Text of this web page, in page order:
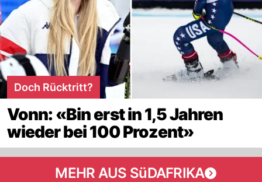
Doch Rücktritt?
Vonn: «Bin erst in 1,5 Jahren
wieder bei 100 Prozent»
MEHR AUS SüDAFRIKA